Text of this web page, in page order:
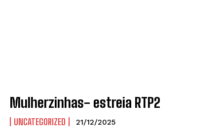
Mulherzinhas- estreia RTP2
UNCATEGORIZED 21/12/2025